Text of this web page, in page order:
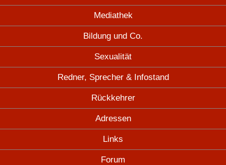
Mediathek
Bildung und Co.
Sexualität
Redner, Sprecher & Infostand
Rückkehrer
Adressen
Links
Forum